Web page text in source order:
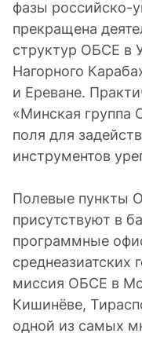
фазы российско-
прекращена
структур ОБСЕ в
Нагорного
и Ереване.
«Минская группа
поля для
инструментов
Полевые пункты
присутствуют в
программные
среднеазиатских
миссия ОБСЕ в
Кишинёве,
одной из самых